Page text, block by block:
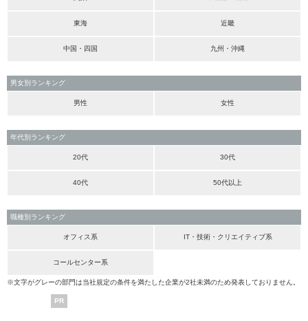
東海 近畿
中国・四国 九州・沖縄
男女別ランキング
男性 女性
年代別ランキング
20代 30代
40代 50代以上
職種別ランキング
オフィス系 IT・技術・クリエイティブ系
コールセンター系
※文字がグレーの部門は当社規定の条件を満たした企業が2社未満のため発表しておりません。
PR